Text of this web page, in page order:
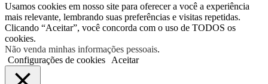
Usamos cookies em nosso site para oferecer a você a experiência
mais relevante, lembrando suas preferências e visitas repetidas.
Clicando “Aceitar”, você concorda com o uso de TODOS os
cookies.
Não venda minhas informações pessoais.
Configurações de cookies
Aceitar